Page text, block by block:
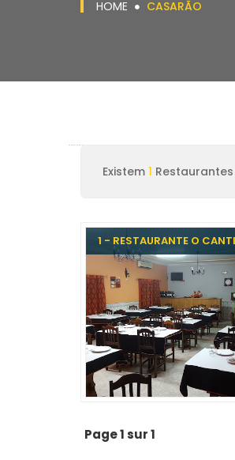
HOME CASARÃO
Existem 1
1 - RESTAURANTE O
Page 1 sur 1